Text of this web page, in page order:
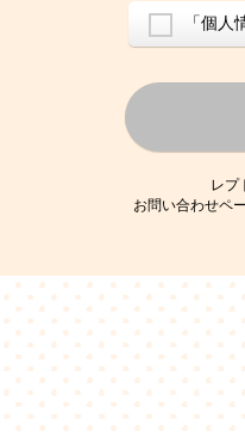
ご利用者の個
上で、広告・
なお、この利用
れ以外の目的で個
※当社の保有する
を、本人が特定
業者においてマ
4.
個人情報の第三者
当社は、次の場合
することはありま
ご本人の同意
法令に基づく
人の生命、
本人の同意を
「個
レプ
お問い合わせペ